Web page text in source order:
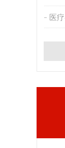
医